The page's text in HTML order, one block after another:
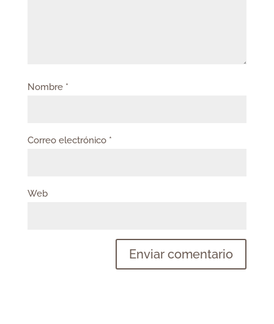
Nombre *
Correo electrónico *
Web